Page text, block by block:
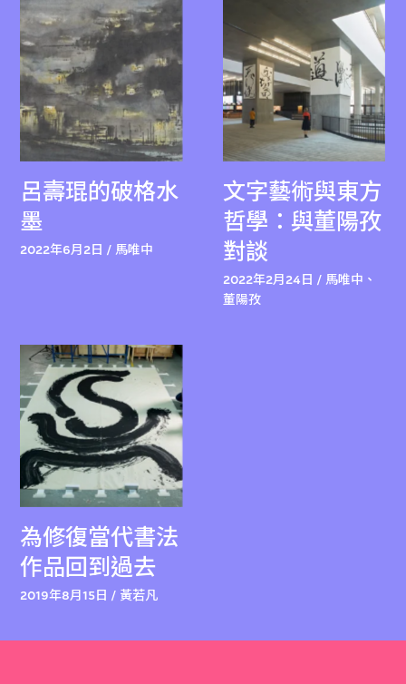
呂壽琨的破格水
墨
2022年6月2日 / 馬唯中
文字藝術與東方
哲學：與董陽孜
對談
2022年2月24日 / 馬唯中、
董陽孜
為修復當代書法
作品回到過去
2019年8月15日 / 黃若凡